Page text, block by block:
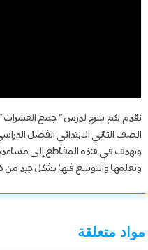
نقدم لكم شرح لدرس ” جمع العشرات
الصف الثاني الابتدائي الفصل
ونهدف في هذه المقاطع إلى
وتعلمها والتوسع فيها بشكل جيد من
مواد متعلقة